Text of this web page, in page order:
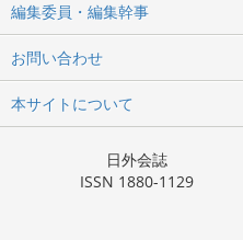
編集委員・編集幹事
お問い合わせ
本サイトについて
日外会誌
ISSN 1880-1129